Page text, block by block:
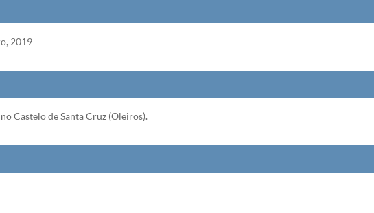
2019
Castelo de Santa Cruz (Oleiros).